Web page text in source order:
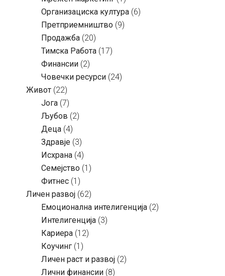
Организациска култура (6)
Претприемништво (9)
Продажба (20)
Тимска Работа (17)
Финансии (2)
Човечки ресурси (24)
Живот (22)
Јога (7)
Љубов (2)
Деца (4)
Здравје (3)
Исхрана (4)
Семејство (1)
Фитнес (1)
Личен развој (62)
Емоционална интелигенција (2)
Интелигенција (3)
Кариера (12)
Коучинг (1)
Личен раст и развој (2)
Лични финансии (8)